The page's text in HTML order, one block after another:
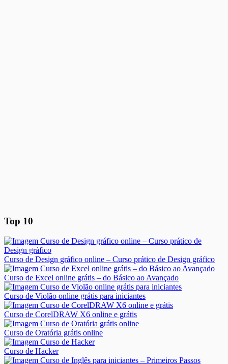
Top 10
Curso de Design gráfico online – Curso prático de Design gráfico
Curso de Excel online grátis – do Básico ao Avançado
Curso de Violão online grátis para iniciantes
Curso de CorelDRAW X6 online e grátis
Curso de Oratória grátis online
Curso de Hacker